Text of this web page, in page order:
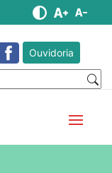
Ouvidoria